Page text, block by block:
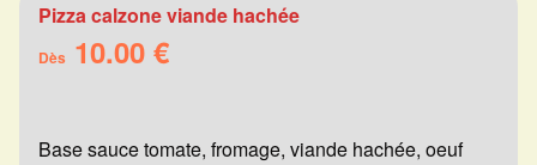
Pizza calzone viande hachée
Dès 10.00 €
Base sauce tomate, fromage, viande hachée, oeuf